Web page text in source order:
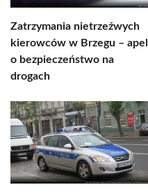
Zatrzymania nietrzeźwych
kierowców w Brzegu – apel
o bezpieczeństwo na
drogach